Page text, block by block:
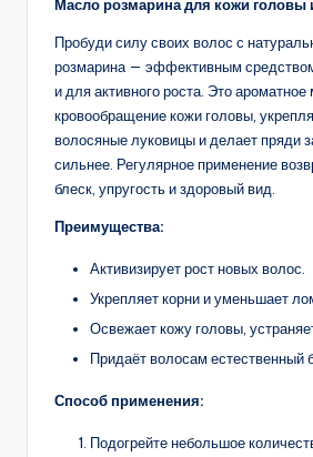
Масло розмарина для кожи
Пробуди силу своих волос с
розмарина — эффективным
и для активного роста. Это
кровообращение кожи головы,
волосяные луковицы и делает пряди
сильнее. Регулярное применение
блеск, упругость и здоровый вид.
Преимущества:
Активизирует рост новых волос.
Укрепляет корни и уменьшает
Освежает кожу головы,
Придаёт волосам естественный
Способ применения:
Подогрейте небольшое